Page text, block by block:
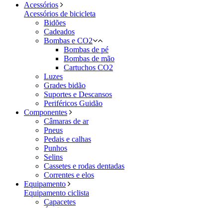
Acessórios
Acessórios de bicicleta
Bidões
Cadeados
Bombas e CO2
Bombas de pé
Bombas de mão
Cartuchos CO2
Luzes
Grades bidão
Suportes e Descansos
Periféricos Guidão
Componentes
Câmaras de ar
Pneus
Pedais e calhas
Punhos
Selins
Cassetes e rodas dentadas
Correntes e elos
Equipamento
Equipamento ciclista
Capacetes